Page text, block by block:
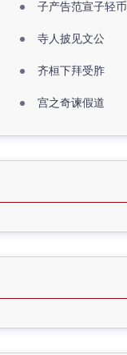
子产告范宣子轻币
寺人披见文公
齐桓下拜受胙
宫之奇谏假道